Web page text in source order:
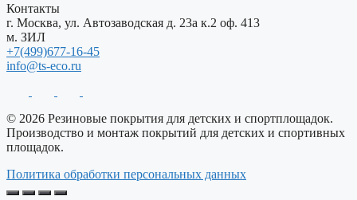
Контакты
г. Москва, ул. Автозаводская д. 23а к.2 оф. 413
м. ЗИЛ
+7(499)677-16-45
info@ts-eco.ru
© 2026 Резиновые покрытия для детских и спортплощадок.
Производство и монтаж покрытий для детских и спортивных
площадок.
Политика обработки персональных данных